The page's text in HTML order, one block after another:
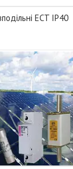
ECT IP40